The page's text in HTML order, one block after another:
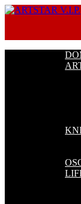
Přejít
webu